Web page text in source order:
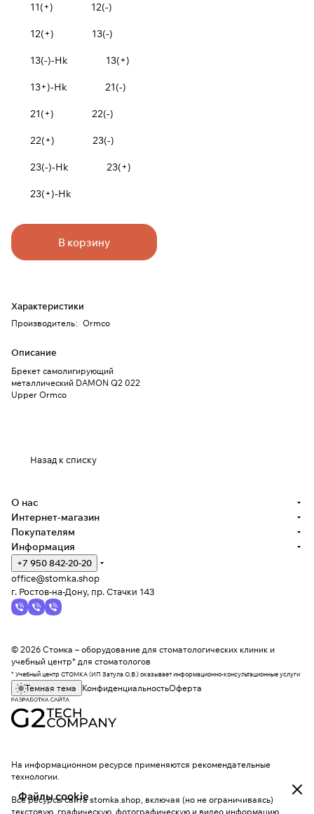
11(+) 12(-)
12(+) 13(-)
13(-)-Hk 13(+)
13+)-Hk 21(-)
21(+) 22(-)
22(+) 23(-)
23(-)-Hk 23(+)
23(+)-Hk
В корзину
Характеристики
Производитель: Ormco
Описание
Брекет самолигирующий
металлический DAMON Q2 022
Upper Ormco
Назад к списку
Файлы cookie
О нас
Интернет-магазин
Покупателям
Информация
+7 950 842-20-20
office@stomka.shop
г. Ростов-на-Дону, пр. Стачки 143
© 2026 Стомка – оборудование для стоматологических клиник и
учебный центр* для стоматологов
* Учебный центр СТОМКА (ИП Затула О.В.) оказывает информационно-консультационные услуги
Темная тема КонфиденциальностьОферта
На информационном ресурсе применяются рекомендательные
технологии.
Все ресурсы сайта stomka.shop, включая (но не ограничиваясь)
текстовую, графическую, фотографическую и видео информацию,